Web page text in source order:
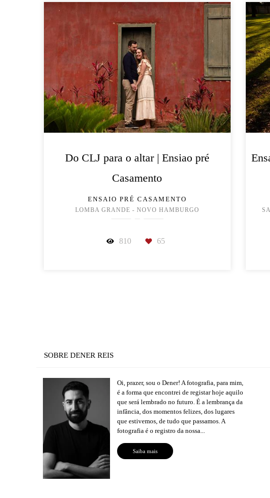
Do CLJ para o altar | Ensiao pré
Casamento
ENSAIO PRÉ CASAMENTO
LOMBA GRANDE - NOVO HAMBURGO
810 65
SOBRE DENER REIS
Oi, prazer, sou o Dener! A fotografia, para mim,
é a forma que encontrei de registar hoje aquilo
que será lembrado no futuro. É a lembrança da
infância, dos momentos felizes, dos lugares
que estivemos, de tudo que passamos. A
fotografia é o registro da nossa...
Saiba mais